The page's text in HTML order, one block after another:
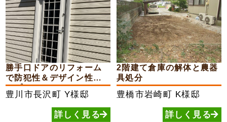
勝手口ドアのリフォーム
で防犯性＆デザイン性ア
ップ
豊川市長沢町Y様邸
詳しく見る
2階建て倉庫の解体と農器
具処分
豊橋市岩崎町 K様邸
詳しく見る